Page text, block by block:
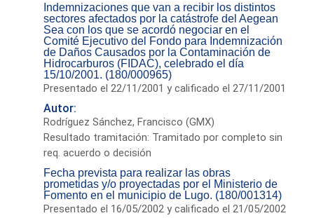
Indemnizaciones que van a recibir los distintos
sectores afectados por la catástrofe del Aegean
Sea con los que se acordó negociar en el
Comité Ejecutivo del Fondo para Indemnización
de Daños Causados por la Contaminación de
Hidrocarburos (FIDAC), celebrado el día
15/10/2001. (180/000965)
Presentado el 22/11/2001 y calificado el 27/11/2001
Autor:
Rodríguez Sánchez, Francisco (GMX)
Resultado tramitación: Tramitado por completo sin
req. acuerdo o decisión
Fecha prevista para realizar las obras
prometidas y/o proyectadas por el Ministerio de
Fomento en el municipio de Lugo. (180/001314)
Presentado el 16/05/2002 y calificado el 21/05/2002